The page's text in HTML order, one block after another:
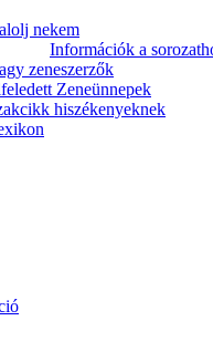
nekem
Információk a
zeneszerzők
Zeneünnepek
hiszékenyeknek